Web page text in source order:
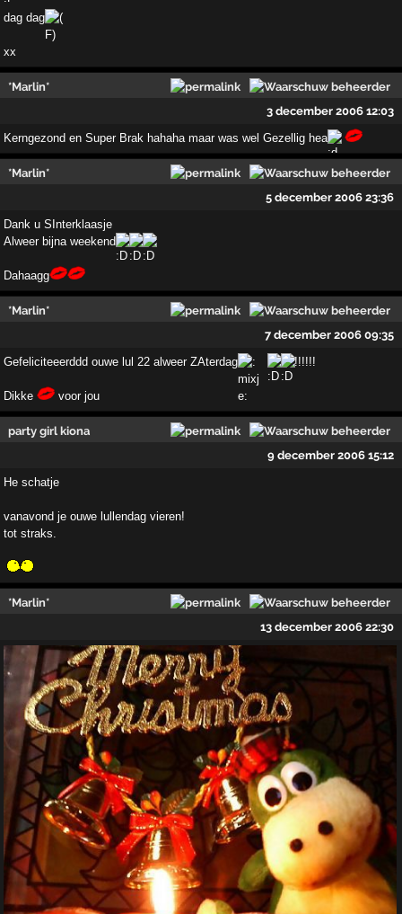
dag dag
xx
*Marlin*
3 december 2006 12:03
Kerngezond en Super Brak hahaha maar was wel Gezellig hea
*Marlin*
5 december 2006 23:36
Dank u SInterklaasje
Alweer bijna weekend
Dahaagg
*Marlin*
7 december 2006 09:35
Gefeliciteeerddd ouwe lul 22 alweer ZAterdag !!!!!!
Dikke voor jou
party girl kiona
9 december 2006 15:12
He schatje
vanavond je ouwe lullendag vieren!
tot straks.
*Marlin*
13 december 2006 22:30